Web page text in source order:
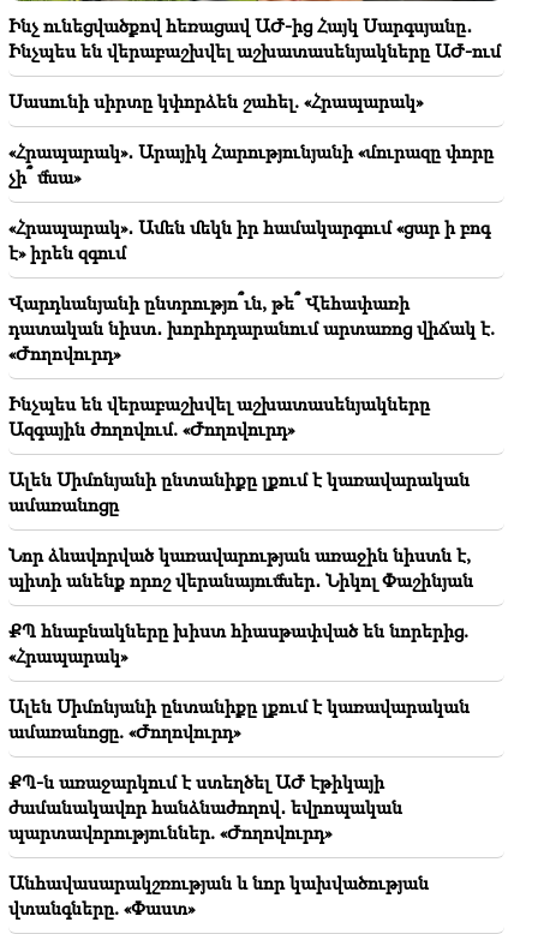
ճանաչում 29.743 քառ. կմ-ը. դա ՌԴ-ն է՝ ի դեմս
ՀԱՊԿ-ի
14:34
Ծիծեռնակաբերդը մզկիթ էիք դարձրել՝ դուք մի
խոսեք նախընտրական քարոզարշավի մասին
14:13
Ես հորս դիահերձարաններում եմ փնտրել, և դուք
ասում եք՝ էդ տուրբոգեներատորն ավելի կարևո՞ր է
ԼՂ-ի համար
14:11
Պատրա՞ստ եք ԵԱՏՄ-ից դուրս գալ, ավելի լավ տե՞ղ
եք գտել. Քրիստինե Վարդանյան
14:05
Դուք ուզում եք ժողովրդին գործի ընդունել ձեզ մոտ,
իսկ մենք՝ գործի ընդունվել ժողովրդի մոտ
13:42
Արցախը չկա, Ադրբեջանի զորքը ՀՀ-ում է,
Թուրքիան պաշտպանում է Ադրբեջանի շահերը
13:40
Այն, ինչ որ այսօր տեղի կունենա
Վաղարշապատաում հավասար է 37-ին խեղդամահ
անելուն. Գեղամ Մանուկյան
13:36
Ձեզնից ոչ մեկը չասաց՝ էս ի՞նչ եք անում,
քաղաքական որոշումնե՞ր եք կայացնում. Թունյանը՝
ԵԱՏՄ-ի մասին
13:32
Չհամարձակվեք ձեր միլիոնները ճոճել ժողովրդի
գլխին, որը Ղարաբաղի համար տվել է
ամենաթանկը՝ իր որդիներին
Ինչ ունեցվածքով հեռացավ ԱԺ-ից Հայկ Սարգսյանը․
Ինչպես են վերաբաշխվել աշխատասենյակները ԱԺ-ում
Սասունի սիրտը կփորձեն շահել. «Հրապարակ»
«Հրապարակ»․ Արայիկ Հարությունյանի «մուրազը փորը
չի՞ մնա»
«Հրապարակ»․ Ամեն մեկն իր համակարգում «ցար ի բոգ
է» իրեն զգում
Վարդևանյանի ընտրությո՞ւն, թե՞ Վեհափառի
դատական նիստ․ խորհրդարանում արտառոց վիճակ է.
«Ժողովուրդ»
Ինչպես են վերաբաշխվել աշխատասենյակները
Ազգային ժողովում. «Ժողովուրդ»
Ալեն Սիմոնյանի ընտանիքը լքում է կառավարական
ամառանոցը
Նոր ձևավորված կառավարության առաջին նիստն է,
պիտի անենք որոշ վերանայումներ․ Նիկոլ Փաշինյան
ՔՊ հնաբնակները խիստ հիասթափված են նորերից.
«Հրապարակ»
Ալեն Սիմոնյանի ընտանիքը լքում է կառավարական
ամառանոցը. «Ժողովուրդ»
ՔՊ-ն առաջարկում է ստեղծել ԱԺ էթիկայի
ժամանակավոր հանձնաժողով․ եվրոպական
պարտավորություններ. «Ժողովուրդ»
Անհավասարակշռության և նոր կախվածության
վտանգները. «Փաստ»